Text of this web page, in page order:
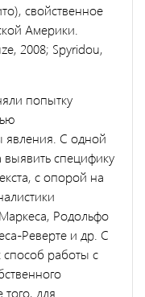
свойственное
Америки.
2008; Spyridou,
попытку
явления. С одной
специфику
с опорой на
Родольфо
Реверте и др. С
способ работы с
для